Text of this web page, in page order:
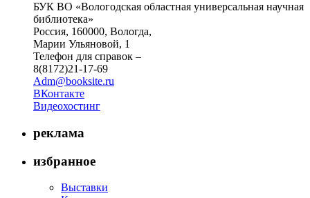
БУК ВО «Вологодская областная универсальная научная
библиотека»
Россия, 160000, Вологда,
Марии Ульяновой, 1
Телефон для справок –
8(8172)21-17-69
Adm@booksite.ru
ВКонтакте
Видеохостинг
реклама
избранное
Выставки